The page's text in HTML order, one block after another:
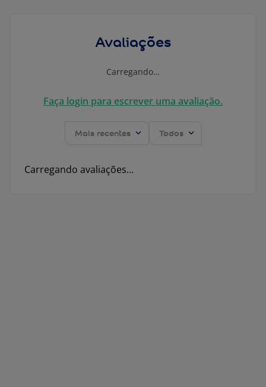
Avaliações
Carregando…
Faça login para escrever uma avaliação.
Mais recentes Todos
Carregando avaliações…